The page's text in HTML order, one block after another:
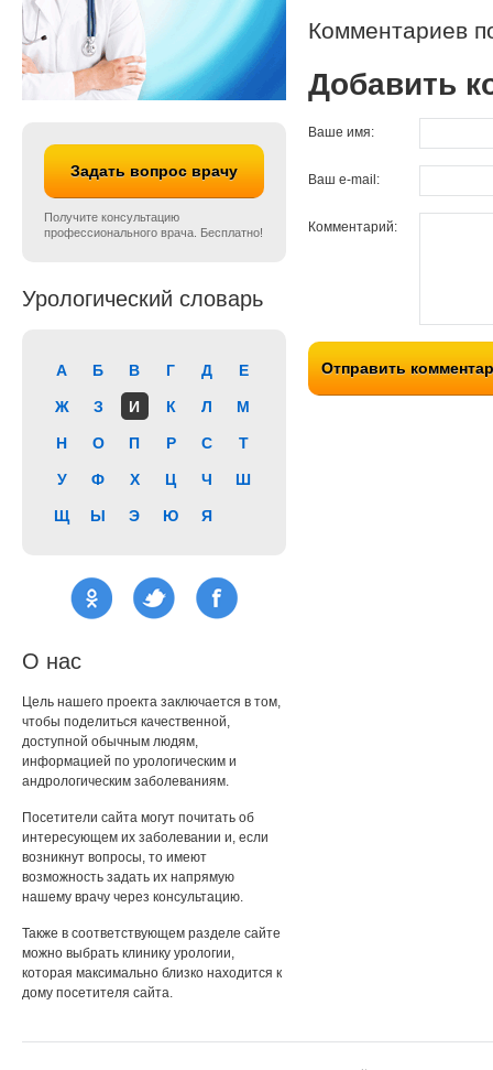
Задать вопрос врачу
Получите консультацию
профессионального врача. Бесплатно!
Урологический словарь
А Б В Г Д Е
Ж З И К Л М
Н О П Р С Т
У Ф Х Ц Ч Ш
Щ Ы Э Ю Я
О нас
Цель нашего проекта заключается в том,
чтобы поделиться качественной,
доступной обычным людям,
информацией по урологическим и
андрологическим заболеваниям.
Посетители сайта могут почитать об
интересующем их заболевании и, если
возникнут вопросы, то имеют
возможность задать их напрямую
нашему врачу через консультацию.
Также в соответствующем разделе сайте
можно выбрать клинику урологии,
которая максимально близко находится к
дому посетителя сайта.
Комментариев
Добавить
Ваше имя:
Ваш e-mail:
Комментарий:
Отправить